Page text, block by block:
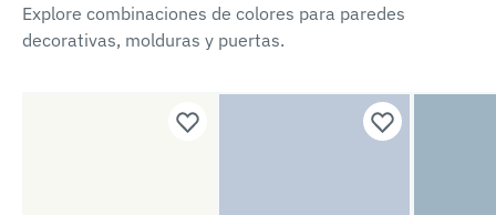
Explore combinaciones de colores para paredes
decorativas, molduras y puertas.